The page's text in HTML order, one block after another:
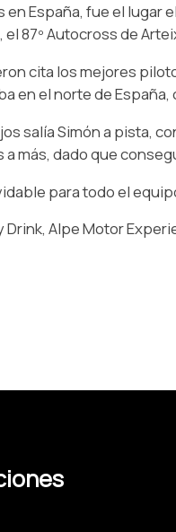
en España, fue el lugar
87º Autocross de
cita los mejores
en el norte de
salía Simón a pista,
más, dado que
para todo el
Drink, Alpe Motor